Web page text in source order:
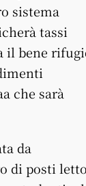
sistema
tassi
il bene
che sarà
da
di posti